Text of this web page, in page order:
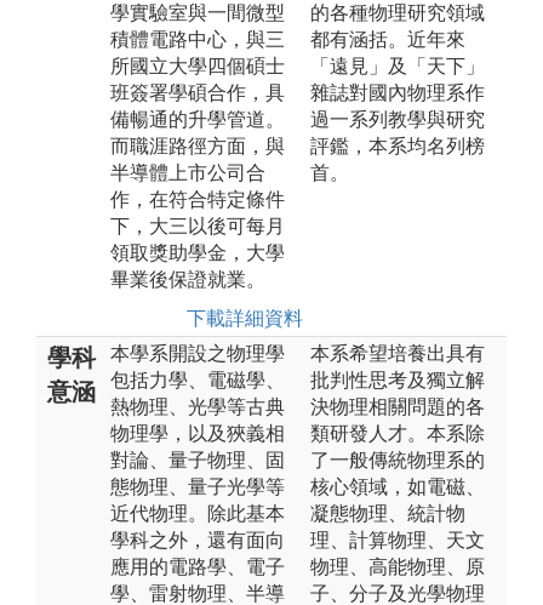
學實驗室與一間微型
積體電路中心，與三
所國立大學四個碩士
班簽署學碩合作，具
備暢通的升學管道。
而職涯路徑方面，與
半導體上市公司合
作，在符合特定條件
下，大三以後可每月
領取獎助學金，大學
畢業後保證就業。
下載詳細資料
的各種物理研究領域
都有涵括。近年來
「遠見」及「天下」
雜誌對國內物理系作
過一系列教學與研究
評鑑，本系均名列榜
首。
學科
意涵
本學系開設之物理學
包括力學、電磁學、
熱物理、光學等古典
物理學，以及狹義相
對論、量子物理、固
態物理、量子光學等
近代物理。除此基本
學科之外，還有面向
應用的電路學、電子
學、雷射物理、半導
本系希望培養出具有
批判性思考及獨立解
決物理相關問題的各
類研發人才。本系除
了一般傳統物理系的
核心領域，如電磁、
凝態物理、統計物
理、計算物理、天文
物理、高能物理、原
子、分子及光學物理